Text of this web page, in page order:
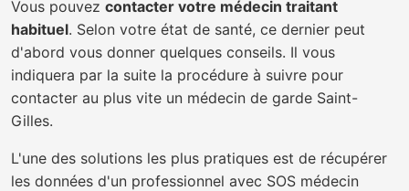
Vous pouvez contacter votre médecin traitant
habituel. Selon votre état de santé, ce dernier peut
d'abord vous donner quelques conseils. Il vous
indiquera par la suite la procédure à suivre pour
contacter au plus vite un médecin de garde Saint-
Gilles.
L'une des solutions les plus pratiques est de récupérer
les données d'un professionnel avec SOS médecin